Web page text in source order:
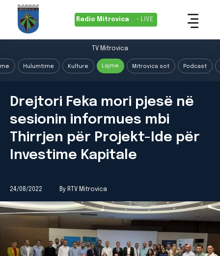
Radio Mitrovica • LIVE
TV Mitrovica
Hulumtime Kulture Lajme Mitrovica sot Podcast
Drejtori Feka mori pjesë në
sesionin informues mbi
Thirrjen për Projekt-Ide për
Investime Kapitale
24/08/2022 By RTV Mitrovica